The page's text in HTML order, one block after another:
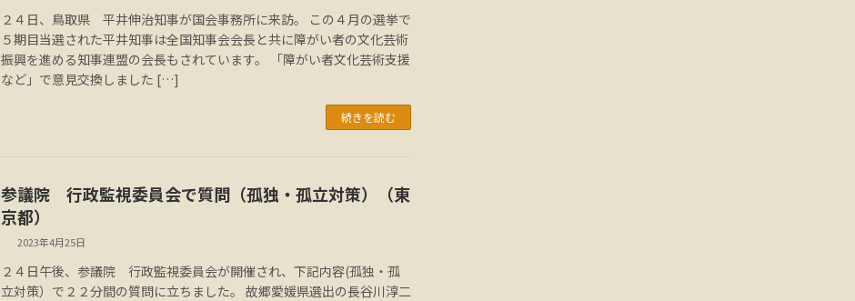
２４日、鳥取県 平井伸治知事が国会事務所に来訪。 この４月の選挙で
５期目当選された平井知事は全国知事会会長と共に障がい者の文化芸術
振興を進める知事連盟の会長もされています。 「障がい者文化芸術支援
など」で意見交換しました […]
続きを読む
参議院 行政監視委員会で質問（孤独・孤立対策）（東
京都）
2023年4月25日
２４日午後、参議院 行政監視委員会が開催され、下記内容(孤独・孤
立対策）で２２分間の質問に立ちました。 故郷愛媛県選出の長谷川淳二